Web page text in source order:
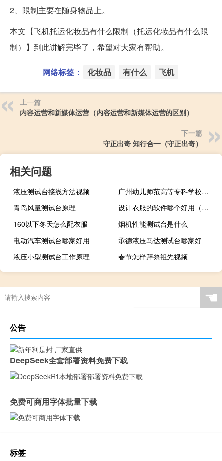
2、限制主要在随身物品上。
本文【飞机托运化妆品有什么限制（托运化妆品有什么限
制）】到此讲解完毕了，希望对大家有帮助。
网络标签： 化妆品 有什么 飞机
上一篇
内容运营和新媒体运营（内容运营和新媒体运营的区别）
下一篇
守正出奇 知行合一（守正出奇）
相关问题
液压测试台接线方法视频
广州幼儿师范高等专科学校是211大学吗
青岛风量测试台原理
设计衣服的软件哪个好用（设计衣服的软件）
160以下冬天怎么配衣服
烟机性能测试台是什么
电动汽车测试台哪家好用
承德液压马达测试台哪家好
液压小型测试台工作原理
春节怎样拜祭祖先视频
☚
公告
DeepSeek全套部署资料免费下载
免费可商用字体批量下载
标签